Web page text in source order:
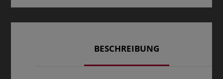
BESCHREIBUNG